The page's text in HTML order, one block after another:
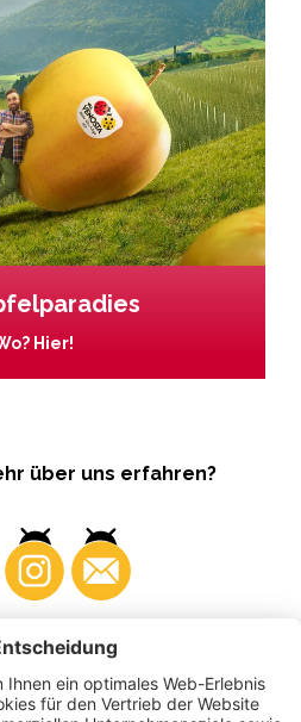
Hier!
über uns erfahren?
Produzenten